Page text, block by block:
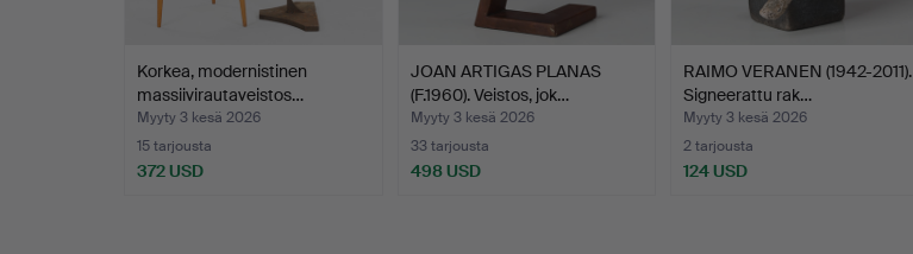
Korkea, modernistinen
massiivirautaveistos…
Myyty 3 kesä 2026
15 tarjousta
372 USD
JOAN ARTIGAS PLANAS
(F.1960). Veistos, jok…
Myyty 3 kesä 2026
33 tarjousta
498 USD
RAIMO VERANEN (1942-2011).
Signeerattu rak…
Myyty 3 kesä 2026
2 tarjousta
124 USD